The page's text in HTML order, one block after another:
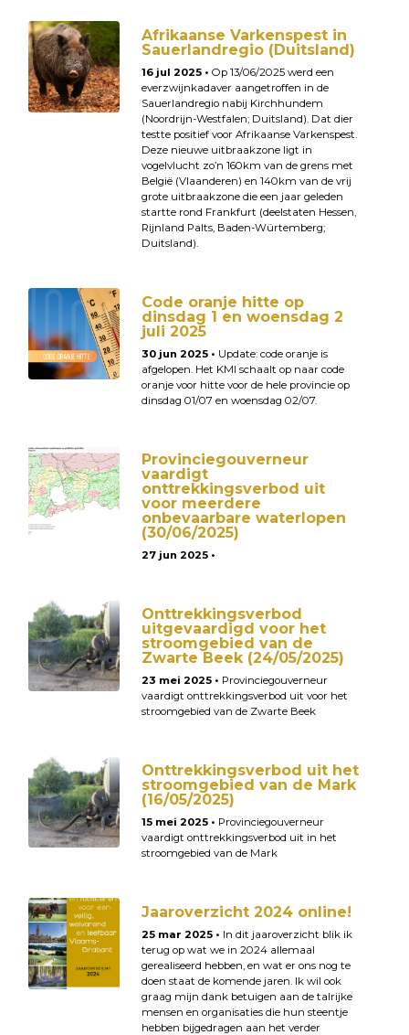
Afrikaanse Varkenspest in
Sauerlandregio (Duitsland)
16 jul 2025 • Op 13/06/2025 werd een
everzwijnkadaver aangetroffen in de
Sauerlandregio nabij Kirchhundem
(Noordrijn-Westfalen; Duitsland). Dat dier
testte positief voor Afrikaanse Varkenspest.
Deze nieuwe uitbraakzone ligt in
vogelvlucht zo’n 160km van de grens met
België (Vlaanderen) en 140km van de vrij
grote uitbraakzone die een jaar geleden
startte rond Frankfurt (deelstaten Hessen,
Rijnland Palts, Baden-Würtemberg;
Duitsland).
Code oranje hitte op
dinsdag 1 en woensdag 2
juli 2025
30 jun 2025 • Update: code oranje is
afgelopen. Het KMI schaalt op naar code
oranje voor hitte voor de hele provincie op
dinsdag 01/07 en woensdag 02/07.
Provinciegouverneur
vaardigt
onttrekkingsverbod uit
voor meerdere
onbevaarbare waterlopen
(30/06/2025)
27 jun 2025 •
Onttrekkingsverbod
uitgevaardigd voor het
stroomgebied van de
Zwarte Beek (24/05/2025)
23 mei 2025 • Provinciegouverneur
vaardigt onttrekkingsverbod uit voor het
stroomgebied van de Zwarte Beek
Onttrekkingsverbod uit het
stroomgebied van de Mark
(16/05/2025)
15 mei 2025 • Provinciegouverneur
vaardigt onttrekkingsverbod uit in het
stroomgebied van de Mark
Jaaroverzicht 2024 online!
25 mar 2025 • In dit jaaroverzicht blik ik
terug op wat we in 2024 allemaal
gerealiseerd hebben, en wat er ons nog te
doen staat de komende jaren. Ik wil ook
graag mijn dank betuigen aan de talrijke
mensen en organisaties die hun steentje
hebben bijgedragen aan het verder